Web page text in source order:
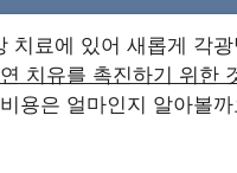
치료에 있어 새롭게 각
치유를 촉진하기 위한
용은 얼마인지 알아볼까